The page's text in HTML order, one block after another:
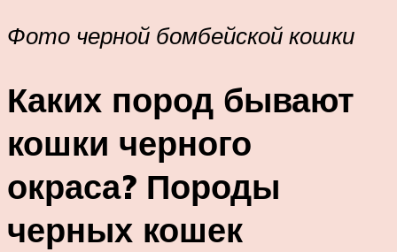
Фото черной бомбейской кошки
Каких пород бывают
кошки черного
окраса? Породы
черных кошек